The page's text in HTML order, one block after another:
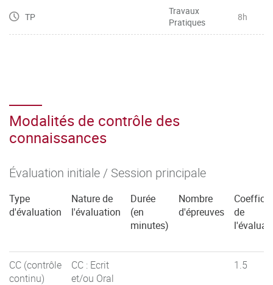
TP
Travaux
Pratiques
8h
Modalités de contrôle des
connaissances
Évaluation initiale / Session principale
Type
d'évaluation
Nature de
l'évaluation
Durée
(en
minutes)
Nombre
d'épreuves
de
CC (contrôle
continu)
CC : Ecrit
et/ou Oral
1.5